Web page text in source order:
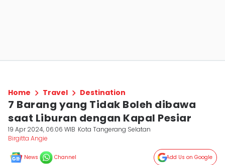
Home Travel Destination
7 Barang yang Tidak Boleh dibawa
saat Liburan dengan Kapal Pesiar
19 Apr 2024, 06:06 WIB Kota Tangerang Selatan
Birgitta Angie
News Channel Add Us on Google